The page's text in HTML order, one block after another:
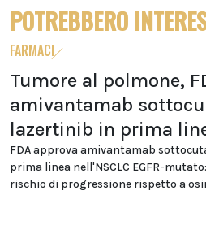
POTREBBERO
FARMACI
Tumore al polmone,
amivantamab
lazertinib in prima
FDA approva amivantamab
prima linea nell'NSCLC EGFR-
rischio di progressione rispetto a